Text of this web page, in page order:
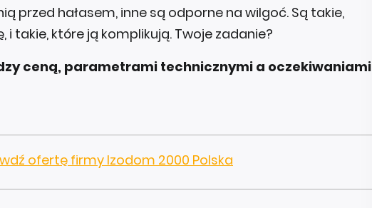
przed hałasem, inne są odporne na wilgoć. Są takie,
takie, które ją komplikują. Twoje zadanie?
ceną, parametrami technicznymi a oczekiwaniami
ofertę firmy Izodom 2000 Polska